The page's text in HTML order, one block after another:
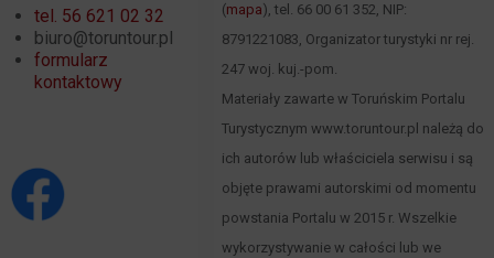
tel. 56 621 02 32
biuro@toruntour.pl
formularz
kontaktowy
(mapa), tel. 66 00 61 352, NIP:
8791221083, Organizator turystyki nr rej.
247 woj. kuj.-pom.
Materiały zawarte w Toruńskim Portalu
Turystycznym www.toruntour.pl należą do
ich autorów lub właściciela serwisu i są
objęte prawami autorskimi od momentu
powstania Portalu w 2015 r. Wszelkie
wykorzystywanie w całości lub we